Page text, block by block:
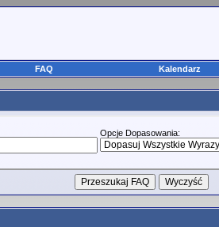
FAQ Kalendarz
Opcje Dopasowania: